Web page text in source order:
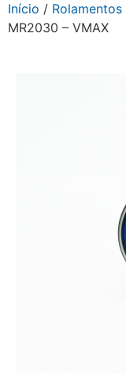
Início / Rolamentos
MR2030 – VMAX